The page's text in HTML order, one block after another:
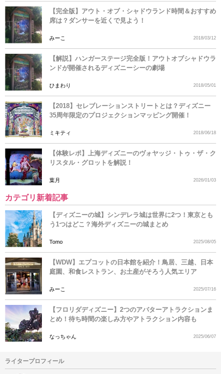
【完全版】アウト・オブ・シャドウランド時間＆おすすめ
席は？ダンサーを近くで見よう！
みーこ 2018/03/12
【解説】ハンガーステージ完全版！アウトオブシャドウラ
ンドが開催されるディズニーシーの劇場
ひまわり 2018/05/01
【2018】セレブレーションストリートとは？ディズニー
35周年限定のプロジェクションマッピング開催！
ミキティ 2018/06/18
【体験レポ】上海ディズニーのヴォヤッジ・トゥ・ザ・ク
リスタル・グロットを解説！
葉月 2026/01/03
カテゴリ新着記事
【ディズニーの城】シンデレラ城は世界に2つ！東京とも
う1つはどこ？海外ディズニーの城まとめ
Tomo 2025/08/05
【WDW】エプコットの日本館を紹介！鳥居、三越、日本
庭園、和食レストラン、お土産がそろう人気エリア
みーこ 2025/07/16
【フロリダディズニー】2つのアバターアトラクションま
とめ！待ち時間の楽しみ方やアトラクション内容も
なっちゃん 2025/06/07
ライタープロフィール